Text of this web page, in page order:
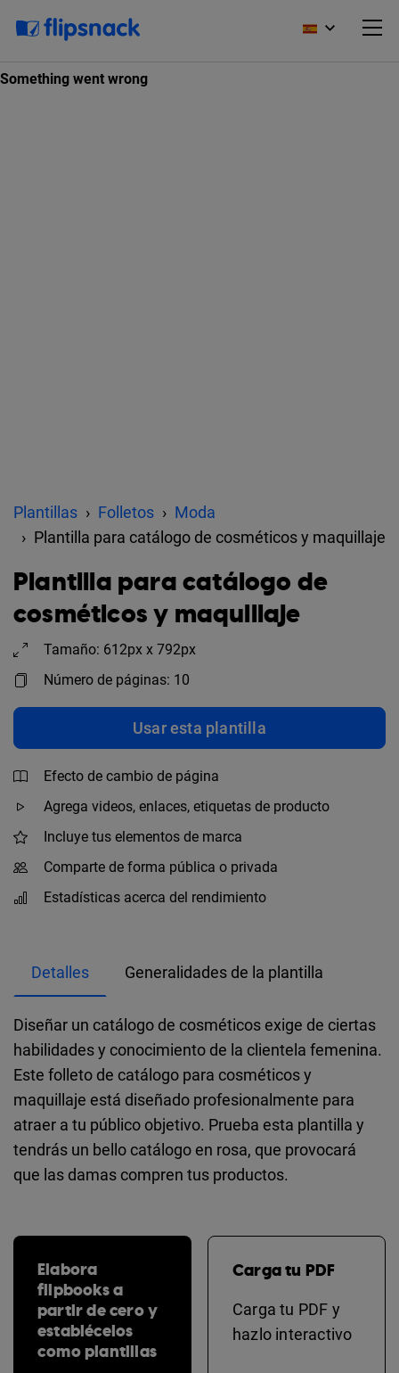
Plantillas Folletos
Moda
Plantilla para catálogo de cosméticos y maquillaje
Plantilla para catálogo de
cosméticos y maquillaje
Tamaño: 612px x 792px
Número de páginas: 10
Usar esta plantilla
Efecto de cambio de página
Agrega videos, enlaces, etiquetas de producto
Incluye tus elementos de marca
Comparte de forma pública o privada
Estadísticas acerca del rendimiento
Detalles Generalidades de la plantilla
Diseñar un catálogo de cosméticos exige de ciertas
habilidades y conocimiento de la clientela femenina.
Este folleto de catálogo para cosméticos y
maquillaje está diseñado profesionalmente para
atraer a tu público objetivo. Prueba esta plantilla y
tendrás un bello catálogo en rosa, que provocará
que las damas compren tus productos.
Elabora
flipbooks a
partir de cero y
establécelos
como plantillas
Carga tu PDF
Carga tu PDF y
hazlo interactivo